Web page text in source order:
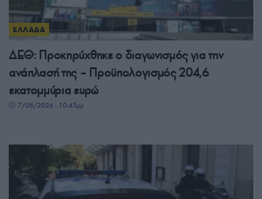
ΕΛΛΑΔΑ
ΔΕΘ: Προκηρύχθηκε ο διαγωνισμός για την
ανάπλασή της – Προϋπολογισμός 204,6
εκατομμύρια ευρώ
7/08/2026 - 10:43μμ